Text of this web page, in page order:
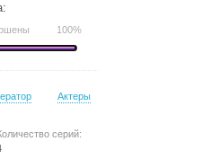
100%
Актеры
серий: